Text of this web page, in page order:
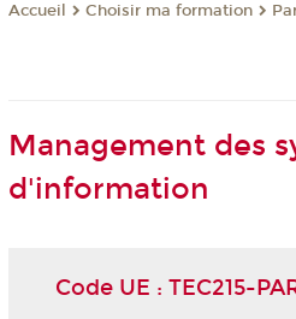
Accueil Choisir ma formation
Management des
d'information
Code UE : TEC215-